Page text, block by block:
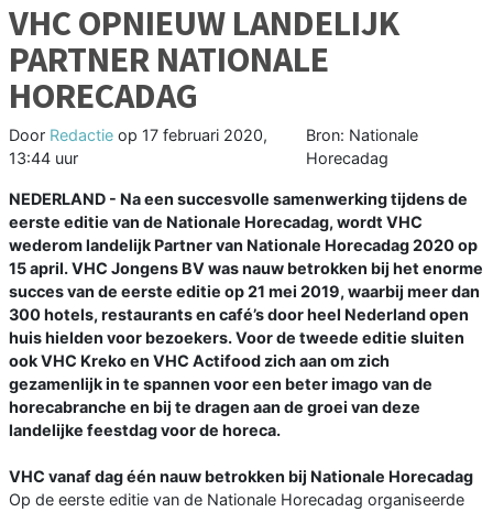
VHC OPNIEUW LANDELIJK
PARTNER NATIONALE
HORECADAG
Door Redactie op 17 februari 2020,
13:44 uur
Bron: Nationale
Horecadag
NEDERLAND - Na een succesvolle samenwerking tijdens de
eerste editie van de Nationale Horecadag, wordt VHC
wederom landelijk Partner van Nationale Horecadag 2020 op
15 april. VHC Jongens BV was nauw betrokken bij het enorme
succes van de eerste editie op 21 mei 2019, waarbij meer dan
300 hotels, restaurants en café’s door heel Nederland open
huis hielden voor bezoekers. Voor de tweede editie sluiten
ook VHC Kreko en VHC Actifood zich aan om zich
gezamenlijk in te spannen voor een beter imago van de
horecabranche en bij te dragen aan de groei van deze
landelijke feestdag voor de horeca.
VHC vanaf dag één nauw betrokken bij Nationale Horecadag
Op de eerste editie van de Nationale Horecadag organiseerde